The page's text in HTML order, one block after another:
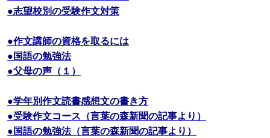
●志望校別の受験作文対策
●作文講師の資格を取るには
●国語の勉強法
●父母の声（１）
●学年別作文読書感想文の書き方
●受験作文コース（言葉の森新聞の記事より）
●国語の勉強法（言葉の森新聞の記事より）